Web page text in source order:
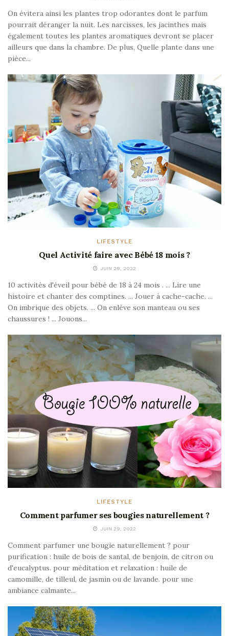
On évitera ainsi les plantes trop odorantes dont le parfum
pourrait déranger la nuit. Les narcisses, les jacinthes mais
également toutes les plantes aromatiques devront se placer
ailleurs que dans la chambre. De plus, Quelle plante dans une
pièce...
LIFESTYLE
Quel Activité faire avec Bébé 18 mois ?
JUIN 29, 2022
10 activités d'éveil pour bébé de 18 à 24 mois . ... Lire une
histoire et chanter des comptines. ... Jouer à cache-cache. ...
On imbrique des objets. ... On enlève son manteau ou ses
chaussures ! ... Jouons...
LIFESTYLE
Comment parfumer ses bougies naturellement ?
JUIN 29, 2022
Comment parfumer une bougie naturellement ? pour
purification : huile de bois de santal, de benjoin, de citron ou
d'eucalyptus. pour méditation et relaxation : huile de
camomille, de tilleul, de jasmin ou de lavande. pour une
ambiance calmante...